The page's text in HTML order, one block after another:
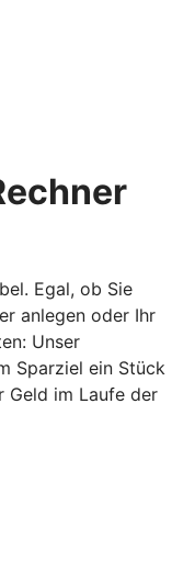
Egal, ob Sie
anlegen oder Ihr
Unser
Sparziel ein Stück
Geld im Laufe der